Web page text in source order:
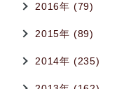
2016年 (79)
2015年 (89)
2014年 (235)